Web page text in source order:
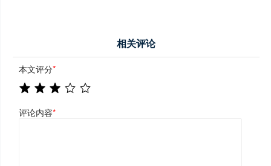
相关评论
本文评分*
评论内容*